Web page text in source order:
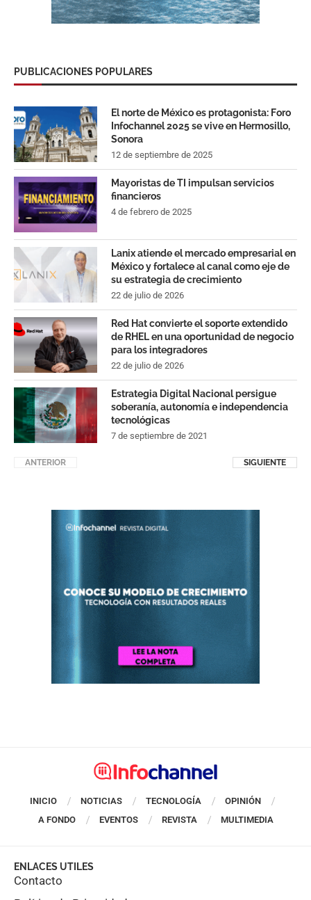
PUBLICACIONES POPULARES
El norte de México es protagonista: Foro
Infochannel 2025 se vive en Hermosillo,
Sonora
12 de septiembre de 2025
Mayoristas de TI impulsan servicios
financieros
4 de febrero de 2025
Lanix atiende el mercado empresarial en
México y fortalece al canal como eje de
su estrategia de crecimiento
22 de julio de 2026
Red Hat convierte el soporte extendido
de RHEL en una oportunidad de negocio
para los integradores
22 de julio de 2026
Estrategia Digital Nacional persigue
soberanía, autonomía e independencia
tecnológicas
7 de septiembre de 2021
ANTERIOR SIGUIENTE
INICIO NOTICIAS TECNOLOGÍA
OPINIÓN
A FONDO
EVENTOS REVISTA MULTIMEDIA
ENLACES UTILES
Contacto